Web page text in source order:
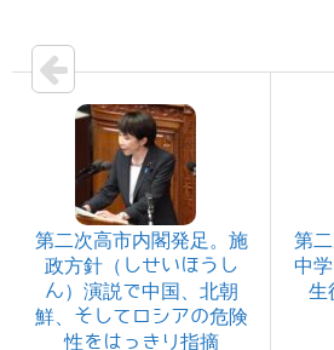
第二次高市内閣発足。施
政方針（しせいほうし
ん）演説で中国、北朝
鮮、そしてロシアの危険
性をはっきり指摘
第
中
生